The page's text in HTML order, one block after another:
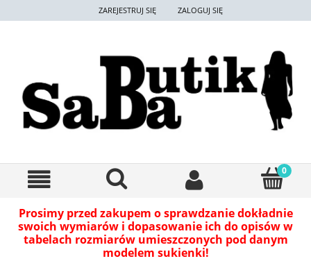
ZAREJESTRUJ SIĘ ZALOGUJ SIĘ
Prosimy przed zakupem o sprawdzanie dokładnie
swoich wymiarów i dopasowanie ich do opisów w
tabelach rozmiarów umieszczonych pod danym
modelem sukienki!